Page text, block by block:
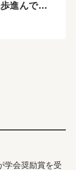
進んでみ
学会奨励賞を受